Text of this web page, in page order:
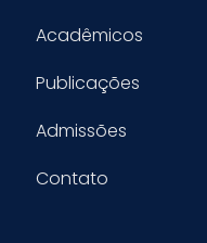
Acadêmicos
Publicações
Admissões
Contato